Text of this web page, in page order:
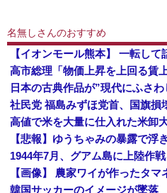
名無しさんのおすすめ
1944年7月、グアム島に上陸作
韓国サッカーのイメージが墜落